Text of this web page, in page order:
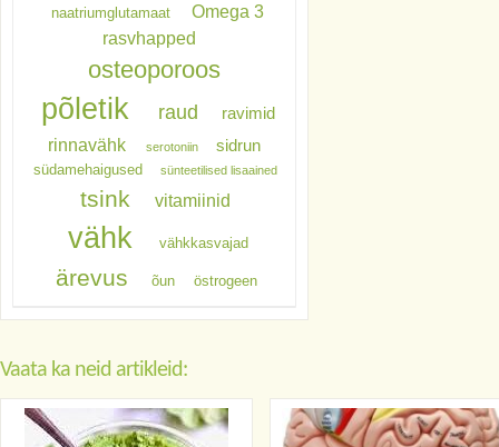
naatriumglutamaat
Omega 3
rasvhapped
osteoporoos
põletik raud ravimid
rinnavähk serotoniin sidrun
südamehaigused sünteetilised lisaained
tsink vitamiinid
vähk vähkkasvajad
ärevus õun östrogeen
Vaata ka neid artikleid: